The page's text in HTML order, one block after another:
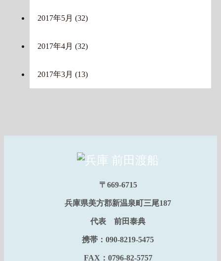
2017年5月 (32)
2017年4月 (32)
2017年3月 (13)
〒669-6715
兵庫県美方郡新温泉町三尾187
代表 前田泰典
携帯：090-8219-5475
FAX：0796-82-5757